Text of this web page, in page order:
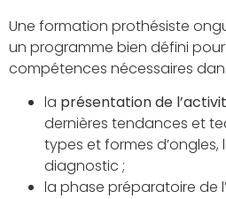
Une formation prothésiste
un programme bien défini
compétences nécessaires
la présentation de
dernières tendances et
types et formes d’ongles,
diagnostic ;
la phase préparatoire de